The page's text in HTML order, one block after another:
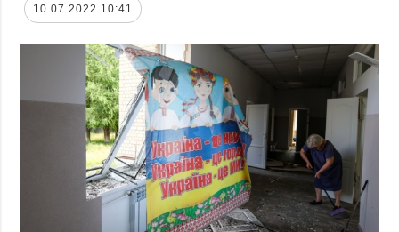
Reconstrucción
Política
Economía
Defensa
Sociedad y
Cultura
Deportes
servicios
privacidad y
protección de
datos personales
10.07.2022 10:41